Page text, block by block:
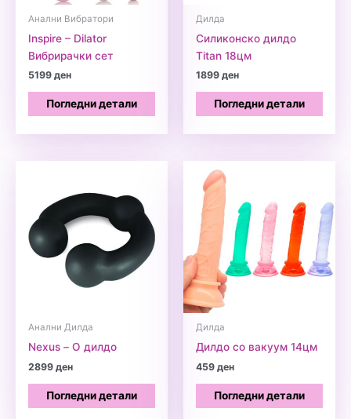
Анални Вибратори
Inspire – Dilator
Вибрирачки сет
5199ден
Погледни детали
Дилда
Силиконско дилдо
Titan 18цм
1899ден
Погледни детали
Анални Дилда
Nexus – О дилдо
2899ден
Погледни детали
Дилда
Дилдо со вакуум 14цм
459ден
Погледни детали